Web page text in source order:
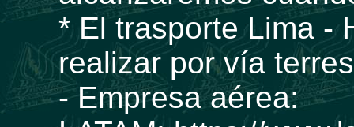
* El trasporte Lima -
realizar por vía
- Empresa aérea: